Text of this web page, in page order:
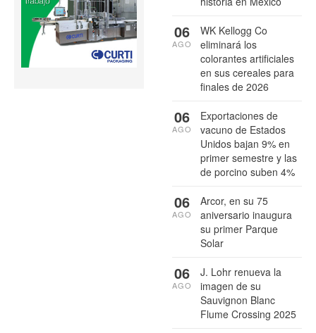
WK Kellogg Co
eliminará los
colorantes artificiales
en sus cereales para
finales de 2026
06
AGO
Exportaciones de
vacuno de Estados
Unidos bajan 9% en
primer semestre y las
de porcino suben 4%
06
AGO
Arcor, en su 75
aniversario inaugura
su primer Parque
Solar
06
AGO
J. Lohr renueva la
imagen de su
Sauvignon Blanc
Flume Crossing 2025
06
AGO